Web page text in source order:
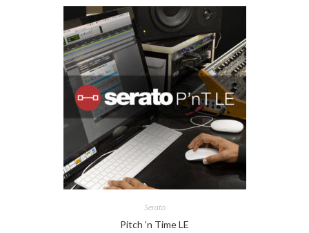
Serato
Pitch ’n Time LE